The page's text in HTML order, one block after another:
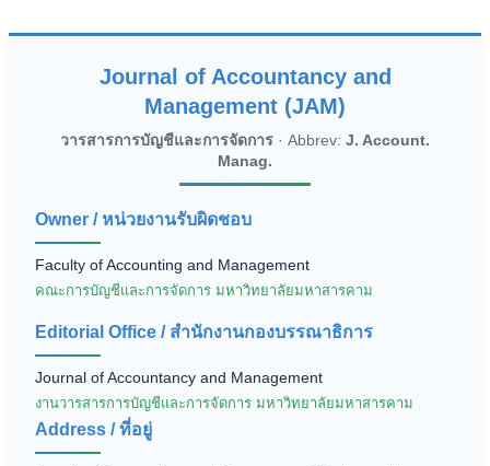
Journal of Accountancy and
Management (JAM)
วารสารการบัญชีและการจัดการ · Abbrev: J. Account.
Manag.
Owner / หน่วยงานรับผิดชอบ
Faculty of Accounting and Management
คณะการบัญชีและการจัดการ มหาวิทยาลัยมหาสารคาม
Editorial Office / สำนักงานกองบรรณาธิการ
Journal of Accountancy and Management
งานวารสารการบัญชีและการจัดการ มหาวิทยาลัยมหาสารคาม
Address / ที่อยู่